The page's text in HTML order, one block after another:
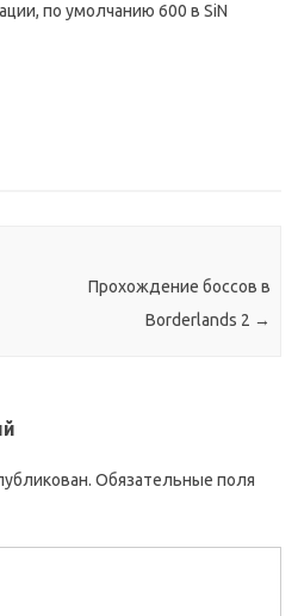
по умолчанию 600 в SiN
Прохождение боссов в
Borderlands 2 →
Обязательные поля